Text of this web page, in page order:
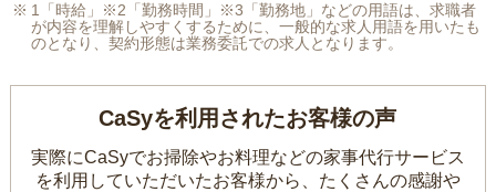
1「時給」※2「勤務時間」※3「勤務地」などの用語は、求職者
が内容を理解しやすくするために、一般的な求人用語を用いたも
のとなり、契約形態は業務委託での求人となります。
CaSyを利用されたお客様の声
実際にCaSyでお掃除やお料理などの家事代行サービス
を利用していただいたお客様から、 たくさんの感謝や